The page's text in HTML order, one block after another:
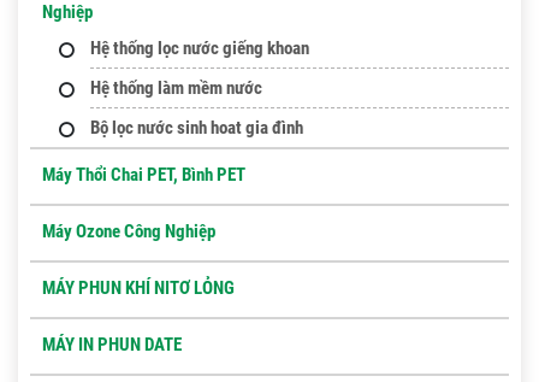
Nghiệp
Hệ thống lọc nước giếng khoan
Hệ thống làm mềm nước
Bộ lọc nước sinh hoat gia đình
Máy Thổi Chai PET, Bình PET
Máy Ozone Công Nghiệp
MÁY PHUN KHÍ NITƠ LỎNG
MÁY IN PHUN DATE